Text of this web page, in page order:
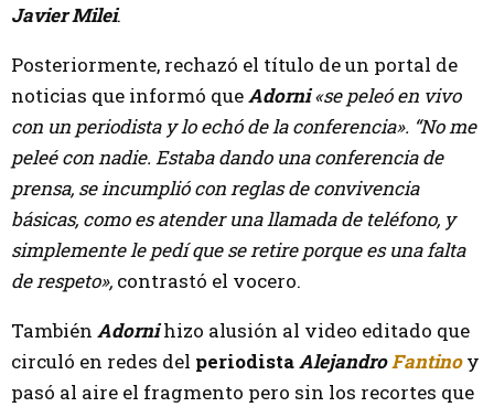
Javier Milei.
Posteriormente, rechazó el título de un portal de
noticias que informó queAdorni«se peleó en vivo
con un periodista y lo echó de la conferencia». “No me
peleé con nadie. Estaba dando una conferencia de
prensa, se incumplió con reglas de convivencia
básicas, como es atender una llamada de teléfono, y
simplemente le pedí que se retire porque es una falta
de respeto», contrastó el vocero.
También Adornihizo alusión al video editado que
circuló en redes del periodistaAlejandroFantino y
pasó al aire el fragmento pero sin los recortes que